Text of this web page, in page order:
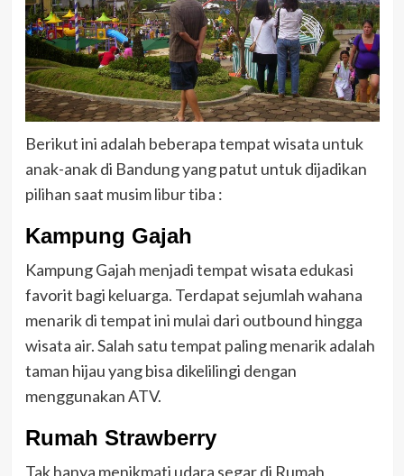
Berikut ini adalah beberapa tempat wisata untuk
anak-anak di Bandung yang patut untuk dijadikan
pilihan saat musim libur tiba :
Kampung Gajah
Kampung Gajah menjadi tempat wisata edukasi
favorit bagi keluarga. Terdapat sejumlah wahana
menarik di tempat ini mulai dari outbound hingga
wisata air. Salah satu tempat paling menarik adalah
taman hijau yang bisa dikelilingi dengan
menggunakan ATV.
Rumah Strawberry
Tak hanya menikmati udara segar di Rumah